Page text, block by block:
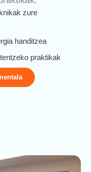
zure
handitzea
praktikak